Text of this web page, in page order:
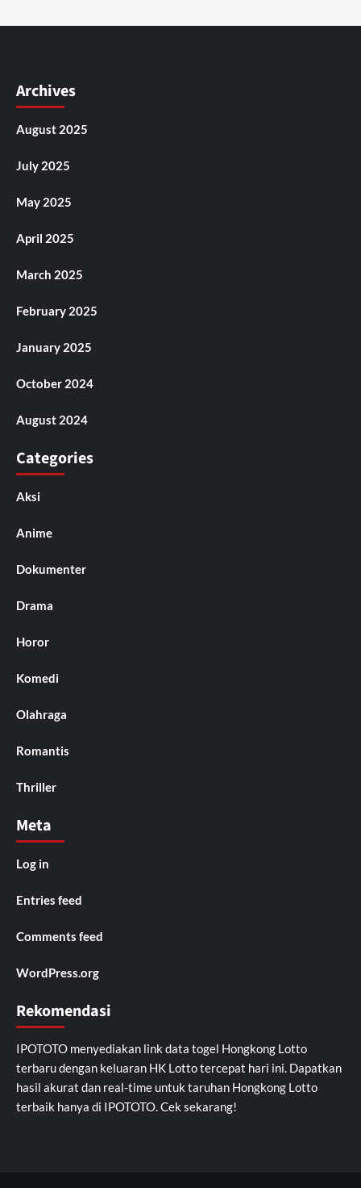
Archives
August 2025
July 2025
May 2025
April 2025
March 2025
February 2025
January 2025
October 2024
August 2024
Categories
Aksi
Anime
Dokumenter
Drama
Horor
Komedi
Olahraga
Romantis
Thriller
Meta
Log in
Entries feed
Comments feed
WordPress.org
Rekomendasi
IPOTOTO menyediakan link data togel Hongkong Lotto
terbaru dengan keluaran HK Lotto tercepat hari ini. Dapatkan
hasil akurat dan real-time untuk taruhan Hongkong Lotto
terbaik hanya di IPOTOTO. Cek sekarang!